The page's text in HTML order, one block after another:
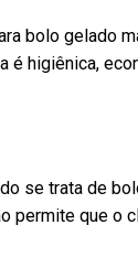
bolo gelado
é higiênica,
se trata de
permite que o